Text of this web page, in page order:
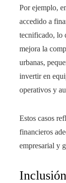
Por ejemplo,
accedido a
tecnificado, lo
mejora la
urbanas,
invertir en
operativos y
Estos casos
financieros
empresarial y